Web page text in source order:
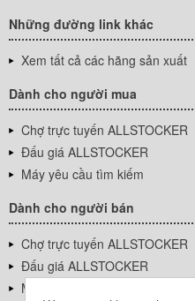
Những đường link khác
Xem tất cả các hãng sản xuất
Dành cho người mua
Chợ trực tuyến ALLSTOCKER
Đấu giá ALLSTOCKER
Máy yêu cầu tìm kiếm
Dành cho người bán
Chợ trực tuyến ALLSTOCKER
Đấu giá ALLSTOCKER
Máy yêu cầu tìm kiếm